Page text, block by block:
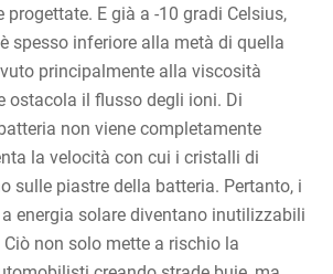
progettate. E già a -10 gradi Celsius,
spesso inferiore alla metà di quella
principalmente alla viscosità
ostacola il flusso degli ioni. Di
non viene completamente
la velocità con cui i cristalli di
sulle piastre della batteria. Pertanto, i
energia solare diventano inutilizzabili
Ciò non solo mette a rischio la